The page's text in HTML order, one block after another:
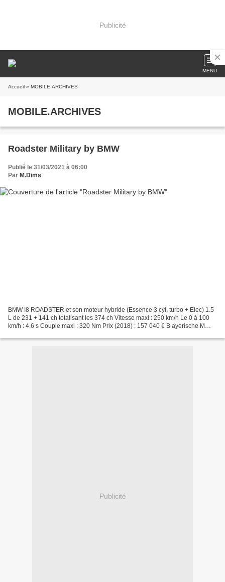
Publicité
MENU
Accueil » MOBILE.ARCHIVES
MOBILE.ARCHIVES
Roadster Military by BMW
Publié le 31/03/2021 à 06:00
Par M.Dims
BMW I8 ROADSTER et son moteur hybride (Essence 3 cyl. turbo + Elec) 1.5
L de 231 + 141 ch totalisant les 374 ch Vitesse maxi : 250 km/h Le 0 à 100
km/h : 4.6 s Couple maxi : 320 Nm Prix (2018) : 157 040 € B ayerische M
Publicité